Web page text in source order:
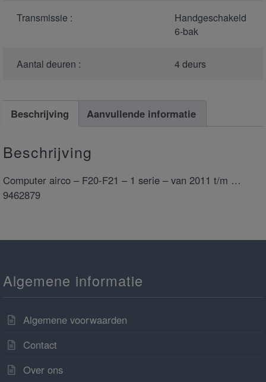
Transmissie :
Handgeschakeld
6-bak
Aantal deuren : 4 deurs
Beschrijving Aanvullende informatie
Beschrijving
Computer airco – F20-F21 – 1 serie – van 2011 t/m …
9462879
Algemene informatie
Algemene voorwaarden
Contact
Over ons